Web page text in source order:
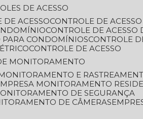
DE ACESSO
DE ACESSO
CONTROLE DE
CONTROLE DE ACESSO
PARA CONDOMÍNIOS
CONTROLE
CONTROLE DE ACESSO
MONITORAMENTO
MONITORAMENTO E
EMPRESA MONITORAMENTO
DE SEGURANÇA
DE CÂMERAS